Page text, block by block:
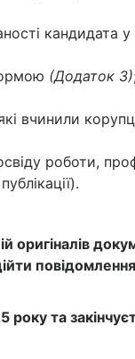
кандидата у
(Додаток 3)
вчинили
роботи,
оригіналів
та